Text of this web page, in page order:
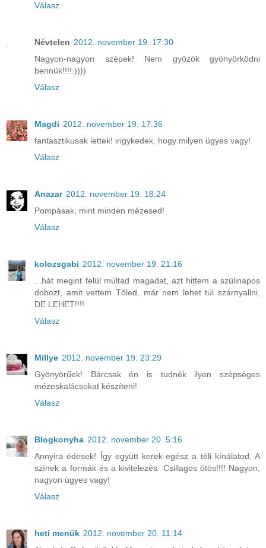
Válasz
Névtelen 2012. november 19. 17:30
Nagyon-nagyon szépek! Nem győzök gyönyörködni
bennük!!!!:))))
Válasz
Magdi 2012. november 19. 17:36
fantasztikusak lettek! irigykedek, hogy milyen ügyes vagy!
Válasz
Anazar 2012. november 19. 18:24
Pompásak, mint minden mézesed!
Válasz
kolozsgabi 2012. november 19. 21:16
...hát megint felül múltad magadat, azt hittem a szülinapos
dobozt, amit vettem Tőled, már nem lehet túl szárnyallni,
DE LEHET!!!!
Válasz
Millye 2012. november 19. 23:29
Gyönyörűek! Bárcsak én is tudnék ilyen szépséges
mézeskalácsokat készíteni!
Válasz
Blogkonyha 2012. november 20. 5:16
Annyira édesek! Így együtt kerek-egész a téli kínálatod. A
színek a formák és a kivitelezés: Csillagos ötös!!!! Nagyon,
nagyon ügyes vagy!
Válasz
heti menük 2012. november 20. 11:14